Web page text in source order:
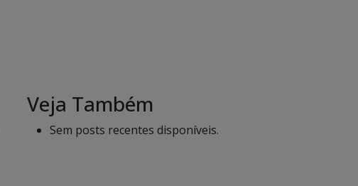
Veja Também
Sem posts recentes disponíveis.